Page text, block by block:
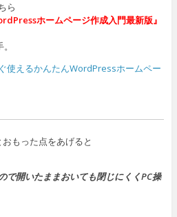
ら
ホームページ作成入門最新版』
使えるかんたんWordPressホームペー
もった点をあげると
で開いたままおいても閉じにくくPC操